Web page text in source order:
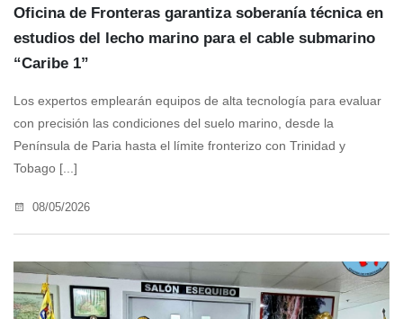
Oficina de Fronteras garantiza soberanía técnica en
estudios del lecho marino para el cable submarino
“Caribe 1”
Los expertos emplearán equipos de alta tecnología para evaluar
con precisión las condiciones del suelo marino, desde la
Península de Paria hasta el límite fronterizo con Trinidad y
Tobago [...]
08/05/2026